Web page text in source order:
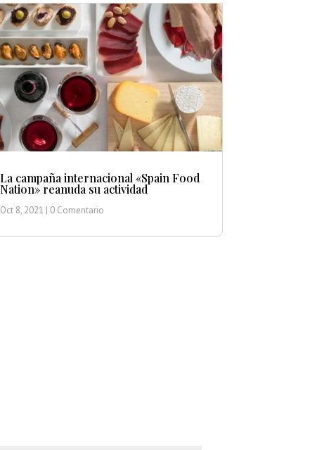
La campaña internacional «Spain Food
Nation» reanuda su actividad
Oct 8, 2021 | 0 Comentario